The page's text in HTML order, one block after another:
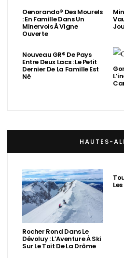
Oenorando® Des Mourels
: En Famille Dans Un
Minervois À Vigne
Ouverte
Nouveau GR® De Pays
Entre Deux Lacs : Le Petit
Dernier De La Famille Est
Né
HAUTES-
Rocher Rond Dans Le
Dévoluy : L’Aventure À Ski
Sur Le Toit De La Drôme